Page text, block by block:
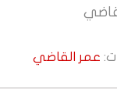
عمر القاضي